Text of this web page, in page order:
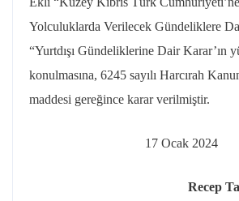
Yolculuklarda Verilecek Gündeliklere
“Yurtdışı Gündeliklerine Dair Karar’ın
konulmasına, 6245 sayılı Harcırah
maddesi gereğince karar verilmiştir.
17 Ocak 2024
Recep